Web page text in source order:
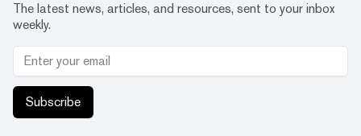
The latest news, articles, and resources, sent to your inbox
weekly.
Subscribe